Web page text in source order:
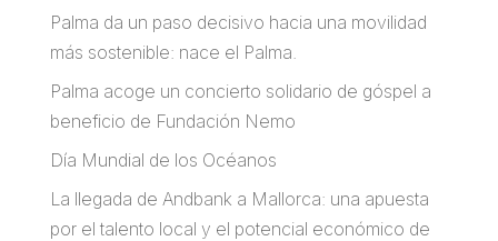
Palma da un paso decisivo hacia una movilidad
más sostenible: nace el Palma.
Palma acoge un concierto solidario de góspel a
beneficio de Fundación Nemo
Día Mundial de los Océanos
La llegada de Andbank a Mallorca: una apuesta
por el talento local y el potencial económico de